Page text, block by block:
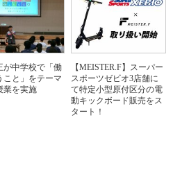
が中学校で「働
こと」をテーマ
業を実施
【MEISTER.F】スーパー
スポーツゼビオ3店舗に
て特定小型原付区分の電
動キックボード販売をス
タート！